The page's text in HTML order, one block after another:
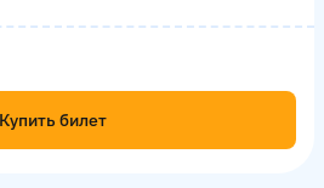
Купить билет